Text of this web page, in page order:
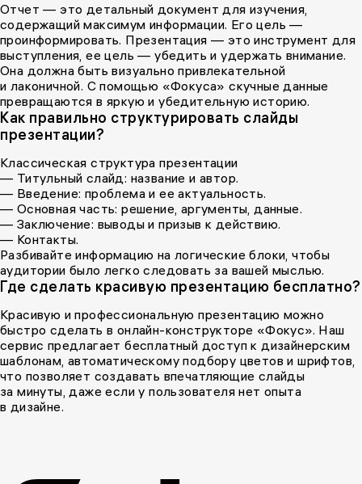
Отчет — это детальный документ для изучения,
содержащий максимум информации. Его цель —
проинформировать. Презентация — это инструмент для
выступления, ее цель — убедить и удержать внимание.
Она должна быть визуально привлекательной
и лаконичной. С помощью «Фокуса» скучные данные
превращаются в яркую и убедительную историю.
Как правильно структурировать слайды
презентации?
Классическая структура презентации
— Титульный слайд: название и автор.
— Введение: проблема и ее актуальность.
— Основная часть: решение, аргументы, данные.
— Заключение: выводы и призыв к действию.
— Контакты.
Разбивайте информацию на логические блоки, чтобы
аудитории было легко следовать за вашей мыслью.
Где сделать красивую презентацию бесплатно?
Красивую и профессиональную презентацию можно
быстро сделать в онлайн-конструкторе «Фокус». Наш
сервис предлагает бесплатный доступ к дизайнерским
шаблонам, автоматическому подбору цветов и шрифтов,
что позволяет создавать впечатляющие слайды
за минуты, даже если у пользователя нет опыта
в дизайне.